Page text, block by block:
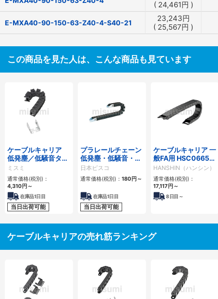
( 24,461円 )
E-MXA40-90-150-63-Z40-4-S40-21 23,243円
( 25,567円 )
この商品を見た人は、こんな商品も見ています
ケーブルキャリア
低発塵／低騒音タイ
プ
ミスミ
通常価格(税別)：
4,310 円 ～
在庫品1日目
当日出荷可能
プラレールチェーン
低発塵・低騒音・フ
ラップ開閉・ヒンジ
連結タイプ SCシリ
ーズ
日本ピスコ
通常価格(税別)： 180 円 ～
在庫品1日目
当日出荷可能
ケーブルキャリア 一
般FA用 HSC0665シ
リーズ
HANSHIN（ハンシン）
通常価格(税別)：
17,117 円 ～
8日目～
ケーブルキャリアの売れ筋ランキング